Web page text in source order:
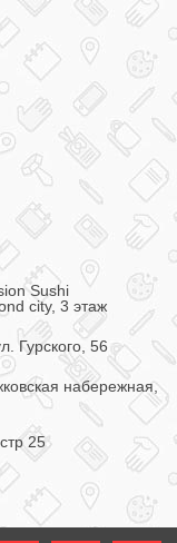
Sushi
city, 3 этаж
Гурского, 56
набережная,
25